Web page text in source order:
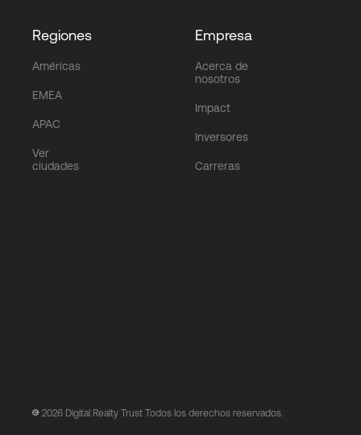
Regiones
Américas
EMEA
APAC
Ver
ciudades
Empresa
Acerca de
nosotros
Impact
Inversores
Carreras
2026 Digital Realty Trust Todos los derechos reservados.